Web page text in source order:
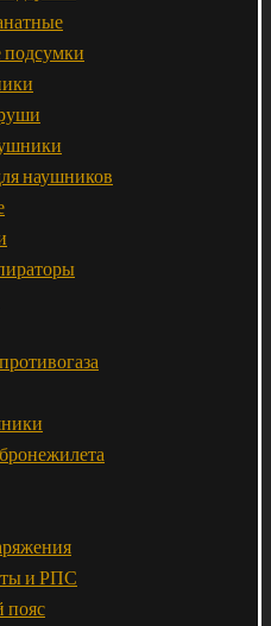
наушников
и РПС
пояс